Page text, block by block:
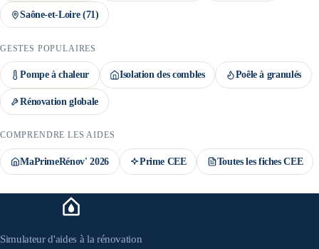
Saône-et-Loire(71)
GESTES POPULAIRES
Pompe à chaleur Isolation des combles Poêle à granulés
Rénovation globale
COMPRENDRE LES AIDES
MaPrimeRénov' 2026 Prime CEE Toutes les fiches CEE
Simulateur d'aides à la rénovation